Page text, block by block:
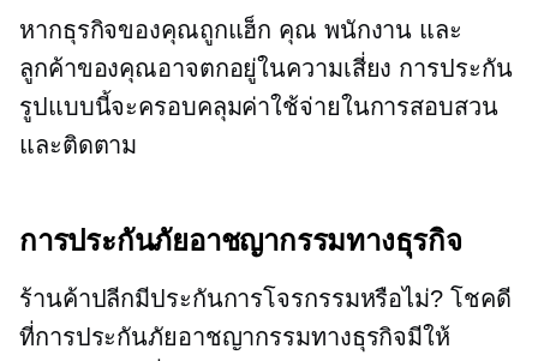
หากธุรกิจของคุณถูกแฮ็ก คุณ พนักงาน และ
ลูกค้าของคุณอาจตกอยู่ในความเสี่ยง การประกัน
รูปแบบนี้จะครอบคลุมค่าใช้จ่ายในการสอบสวน
และติดตาม
การประกันภัยอาชญากรรมทางธุรกิจ
ร้านค้าปลีกมีประกันการโจรกรรมหรือไม่? โชคดี
ที่การประกันภัยอาชญากรรมทางธุรกิจมีให้